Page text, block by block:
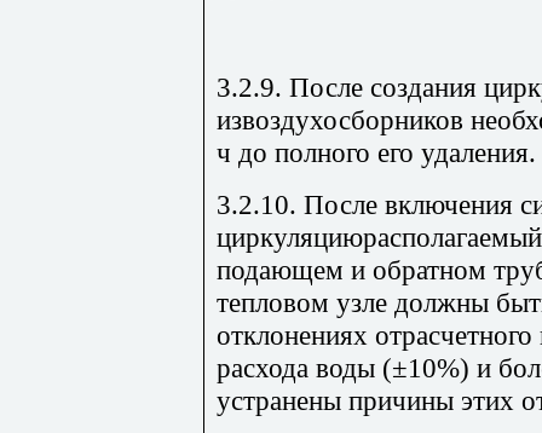
3.2.9. После создания
извоздухосборников
ч до полного его удаления.
3.2.10. После включения
подающем и обратном
тепловом узле должны
отклонениях
расхода воды (±10%) и
устранены причины этих